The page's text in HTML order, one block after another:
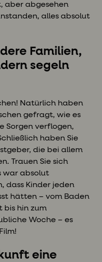
aber abgesehen
alles absolut
Familien,
segeln
Natürlich haben
gefragt, wie es
Sorgen verflogen,
haben Sie
die bei allem
Trauen Sie sich
war absolut
dass Kinder jeden
hätten – vom Baden
bis hin zum
Woche – es
eine